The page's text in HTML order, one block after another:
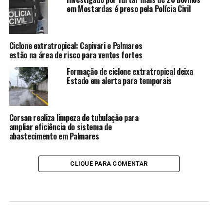
em Mostardas é preso pela Polícia Civil
Ciclone extratropical: Capivari e Palmares
estão na área de risco para ventos fortes
Formação de ciclone extratropical deixa
Estado em alerta para temporais
Corsan realiza limpeza de tubulação para
ampliar eficiência do sistema de
abastecimento em Palmares
CLIQUE PARA COMENTAR